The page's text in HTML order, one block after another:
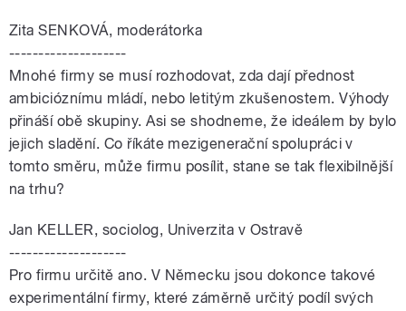
Zita SENKOVÁ, moderátorka
--------------------
Mnohé firmy se musí rozhodovat, zda dají přednost
ambicióznímu mládí, nebo letitým zkušenostem. Výhody
přináší obě skupiny. Asi se shodneme, že ideálem by bylo
jejich sladění. Co říkáte mezigenerační spolupráci v
tomto směru, může firmu posílit, stane se tak flexibilnější
na trhu?
Jan KELLER, sociolog, Univerzita v Ostravě
--------------------
Pro firmu určitě ano. V Německu jsou dokonce takové
experimentální firmy, které záměrně určitý podíl svých